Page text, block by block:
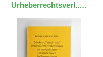
Urheberrechtsverl..…